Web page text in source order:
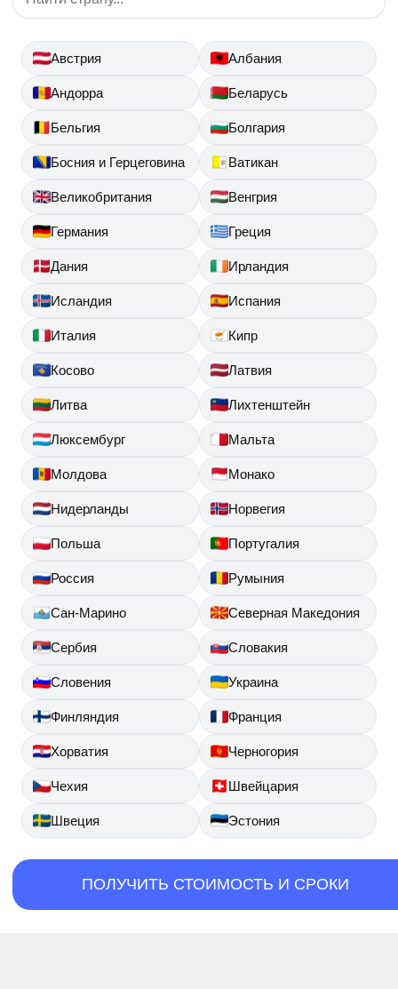
Австрия Албания
Андорра Беларусь
Бельгия Болгария
Босния и Герцеговина Ватикан
Великобритания Венгрия
Германия Греция
Дания Ирландия
Исландия Испания
Италия Кипр
Косово Латвия
Литва Лихтенштейн
Люксембург Мальта
Молдова Монако
Нидерланды Норвегия
Польша Португалия
Россия Румыния
Сан-Марино Северная Македония
Сербия Словакия
Словения Украина
Финляндия Франция
Хорватия Черногория
Чехия Швейцария
Швеция Эстония
ПОЛУЧИТЬ СТОИМОСТЬ И СРОКИ